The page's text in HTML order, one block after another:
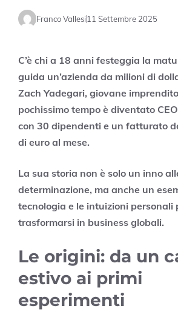
Franco Vallesi11 Settembre 2025
C’è chi a 18 anni festeggia la
guida un’azienda da milioni di
Zach Yadegari, giovane
pochissimo tempo è diventato
con 30 dipendenti e un fatturato
di euro al mese.
La sua storia non è solo un inno
determinazione, ma anche un
tecnologia e le intuizioni personali
trasformarsi in business globali.
Le origini: da un
estivo ai primi
esperimenti